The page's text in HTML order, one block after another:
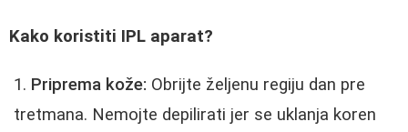
Kako koristiti IPL aparat?
Priprema kože: Obrijte željenu regiju dan pre
tretmana. Nemojte depilirati jer se uklanja koren